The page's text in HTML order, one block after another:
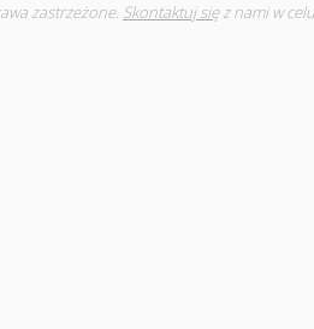
zastrzeżone. Skontaktuj sięz nami w